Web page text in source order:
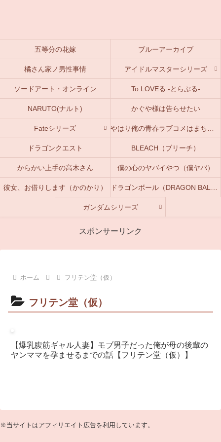
五等分の花嫁 ブルーアーカイブ
橘さん家ノ男性事情 アイドルマスターシリーズ
ソードアート・オンライン To LOVEる -とらぶる-
NARUTO(ナルト) かぐや様は告らせたい
Fateシリーズ
ドラゴンクエスト BLEACH（ブリーチ）
からかい上手の高木さん 僕の心のヤバイやつ（僕ヤバ）
彼女、お借りします（かのかり）
ガンダムシリーズ
スポンサーリンク
ホーム フリテン堂（仮）
フリテン堂（仮）
【爆乳腹筋ギャル人妻】モブ男子だった俺が母の後輩の
ヤンママを孕ませるまでの話【フリテン堂（仮）】
※当サイトはアフィリエイト広告を利用しています。